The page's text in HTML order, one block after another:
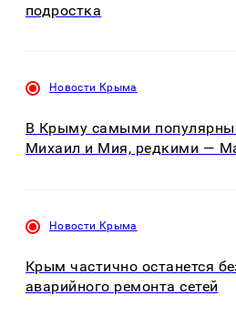
подростка
Новости Крыма
В Крыму самыми
Михаил и Мия, редкими —
Новости Крыма
Крым частично останется
аварийного ремонта сетей